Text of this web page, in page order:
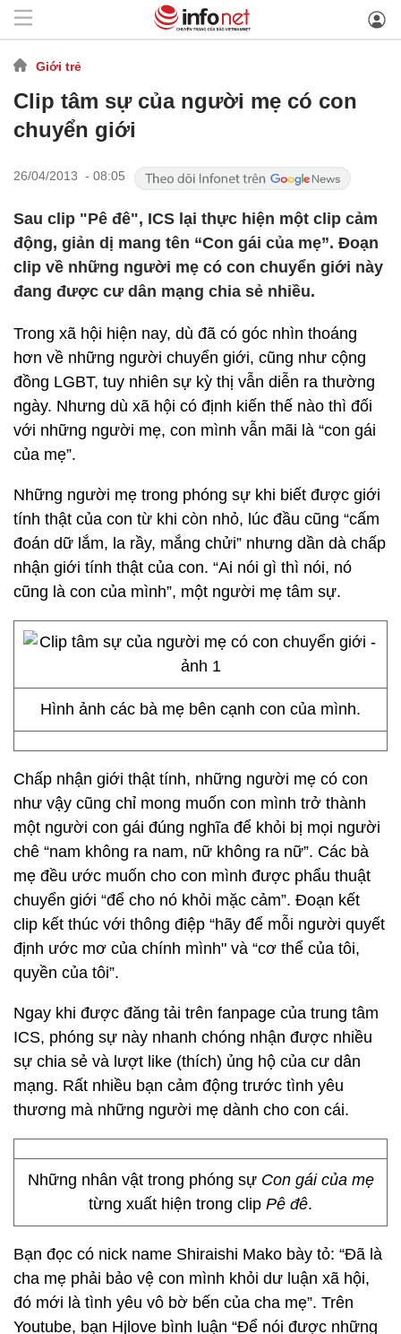
Giới trẻ
Clip tâm sự của người mẹ có con
chuyển giới
26/04/2013 - 08:05
Sau clip "Pê đê", ICS lại thực hiện một clip cảm
động, giản dị mang tên “Con gái của mẹ”. Đoạn
clip về những người mẹ có con chuyển giới này
đang được cư dân mạng chia sẻ nhiều.
Trong xã hội hiện nay, dù đã có góc nhìn thoáng
hơn về những người chuyển giới, cũng như cộng
đồng LGBT, tuy nhiên sự kỳ thị vẫn diễn ra thường
ngày. Nhưng dù xã hội có định kiến thế nào thì đối
với những người mẹ, con mình vẫn mãi là “con gái
của mẹ”.
Những người mẹ trong phóng sự khi biết được giới
tính thật của con từ khi còn nhỏ, lúc đầu cũng “cấm
đoán dữ lắm, la rầy, mắng chửi” nhưng dần dà chấp
nhận giới tính thật của con. “Ai nói gì thì nói, nó
cũng là con của mình”, một người mẹ tâm sự.
Hình ảnh các bà mẹ bên cạnh con của mình.
Chấp nhận giới thật tính, những người mẹ có con
như vậy cũng chỉ mong muốn con mình trở thành
một người con gái đúng nghĩa để khỏi bị mọi người
chê “nam không ra nam, nữ không ra nữ”. Các bà
mẹ đều ước muốn cho con mình được phẩu thuật
chuyển giới “để cho nó khỏi mặc cảm”. Đoạn kết
clip kết thúc với thông điệp “hãy để mỗi người quyết
định ước mơ của chính mình" và “cơ thể của tôi,
quyền của tôi”.
Ngay khi được đăng tải trên fanpage của trung tâm
ICS, phóng sự này nhanh chóng nhận được nhiều
sự chia sẻ và lượt like (thích) ủng hộ của cư dân
mạng. Rất nhiều bạn cảm động trước tình yêu
thương mà những người mẹ dành cho con cái.
Những nhân vật trong phóng sự Con gái của mẹ
từng xuất hiện trong clip Pê đê.
Bạn đọc có nick name Shiraishi Mako bày tỏ: “Đã là
cha mẹ phải bảo vệ con mình khỏi dư luận xã hội,
đó mới là tình yêu vô bờ bến của cha mẹ”. Trên
Youtube, bạn Hjlove bình luận “Để nói được những